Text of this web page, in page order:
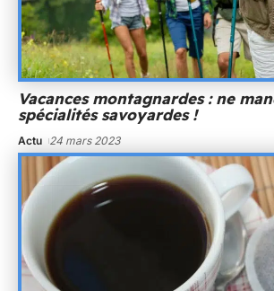
Vacances montagnardes : ne
spécialités savoyardes !
Actu 24 mars 2023